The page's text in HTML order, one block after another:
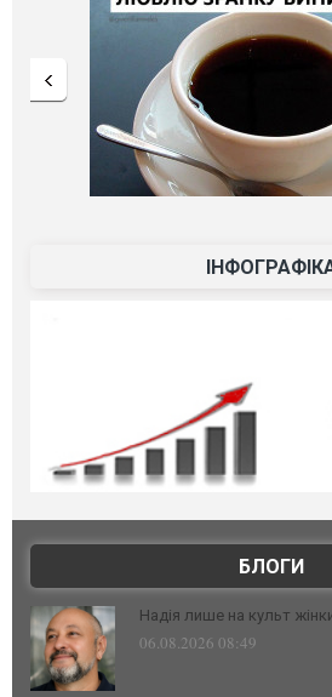
БЛОГИ
Надія лише на культ
06.08.2026 08:49